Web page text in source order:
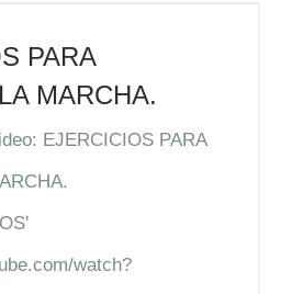
PARA
MARCHA.
EJERCICIOS PARA
watch?